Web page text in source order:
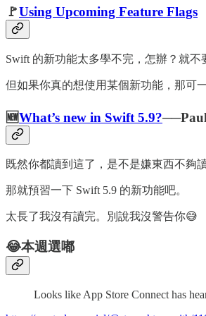
🚩Using Upcoming Feature Flags
Swift 的新功能太多學不完，怎辦？就不
但如果你真的想使用某個新功能，那可
🆕What’s new in Swift 5.9?
既然你都讀到這了，是不是嫌東西不夠
那就預習一下 Swift 5.9 的新功能吧。
太長了我沒有讀完。別說我沒警告你😅
😂本週選嘟
Looks like App Store Connect has